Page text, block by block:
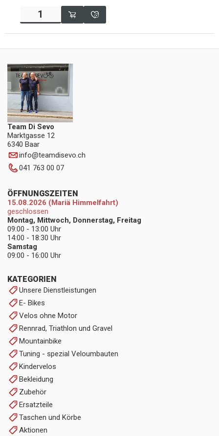
Team Di Sevo
Marktgasse 12
6340 Baar
info@teamdisevo.ch
041 763 00 07
KATEGORIEN
Unsere Dienstleistungen
E- Bikes
Velos ohne Motor
Rennrad, Triathlon und Gravel
Mountainbike
Tuning - spezial Veloumbauten
Kindervelos
Bekleidung
Zubehör
Ersatzteile
Taschen und Körbe
Aktionen
ÖFFNUNGSZEITEN
15.08.2026 (Mariä Himmelfahrt)
geschlossen
Montag, Mittwoch, Donnerstag, Freitag
09:00 - 13:00 Uhr
14:00 - 18:30 Uhr
Samstag
09:00 - 16:00 Uhr